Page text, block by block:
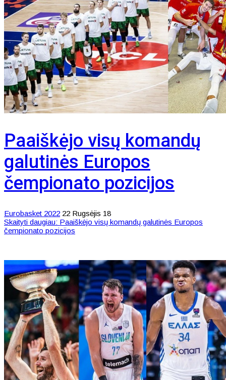
Paaiškėjo visų komandų
galutinės Europos
čempionato pozicijos
Eurobasket 2022 22 Rugsėjis 18
Skaityti daugiau: Paaiškėjo visų komandų galutinės Europos
čempionato pozicijos